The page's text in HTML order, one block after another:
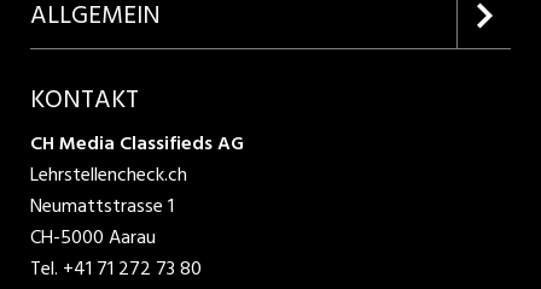
Produkte
Lehrberufe entdecken
ALLGEMEIN
AGB
Datenschutzbestimmungen
Nutzungsbedingungen
KONTAKT
CH Media Classifieds AG
Lehrstellencheck.ch
Neumattstrasse 1
CH-5000 Aarau
Tel. +41 71 272 73 80